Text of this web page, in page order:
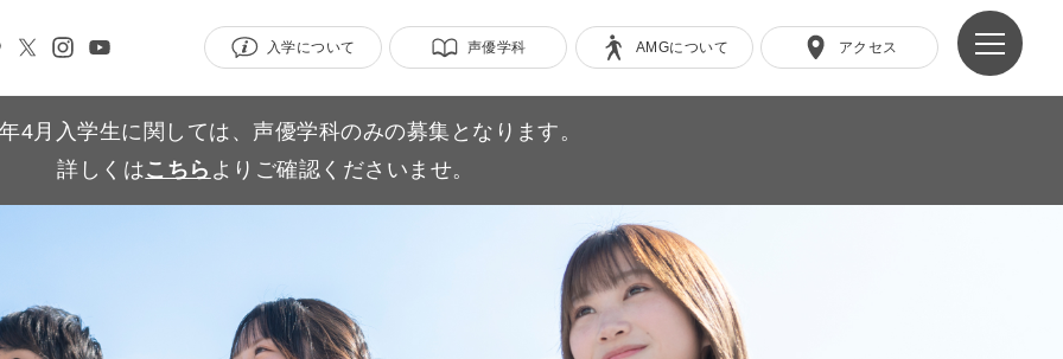
入学について 声優学科 AMGについて アクセス
4月入学生に関しては、声優学科のみの募集となります。
詳しくはこちら よりご確認くださいませ。